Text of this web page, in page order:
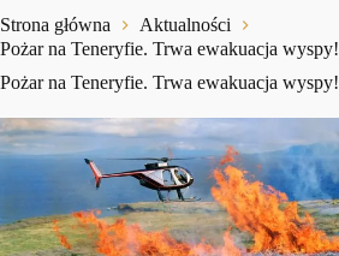
Strona główna
Aktualności
Pożar na Teneryfie. Trwa ewakuacja wyspy!
Pożar na Teneryfie. Trwa ewakuacja wyspy!